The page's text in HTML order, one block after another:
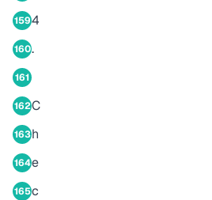
1594
160.
161
162C
163h
164e
165c